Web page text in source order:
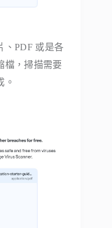
、PDF 或是各
檔，掃描需要
。